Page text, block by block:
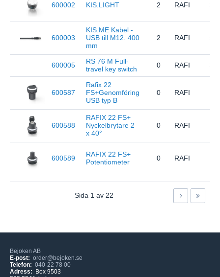
600002 KIS.LIGHT 2 RAFI
600003
KIS.ME Kabel -
USB till M12. 400
mm
2 RAFI
600005
RS 76 M Full-
travel key switch
0 RAFI
600587
Rafix 22
FS+Genomföring
USB typ B
0 RAFI
600588
RAFIX 22 FS+
Nyckelbrytare 2
x 40°
0 RAFI
600589
RAFIX 22 FS+
Potentiometer
0 RAFI
Sida 1 av 22
Bejoken AB
E-post: order@bejoken.se
Telefon: 040-22 78 00
Adress:
Box 9503